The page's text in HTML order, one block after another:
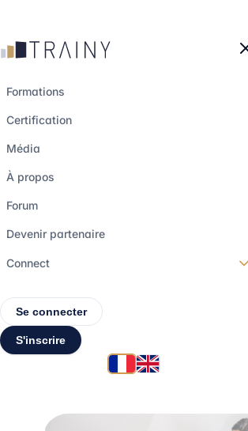
Formations
Certification
Média
À propos
Forum
Devenir partenaire
Connect
Se connecter
S'inscrire
long/short
simplement :
comment les
funds génèrent
performance
30 avril 2026•